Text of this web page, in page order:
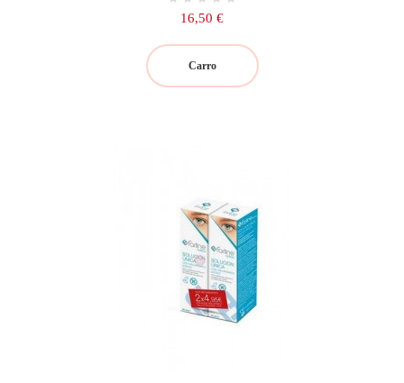
Precio
16,50 €
Carro